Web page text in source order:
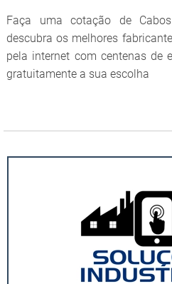
Faça uma cotação de
descubra os melhores
pela internet com centenas de
gratuitamente a sua escolha